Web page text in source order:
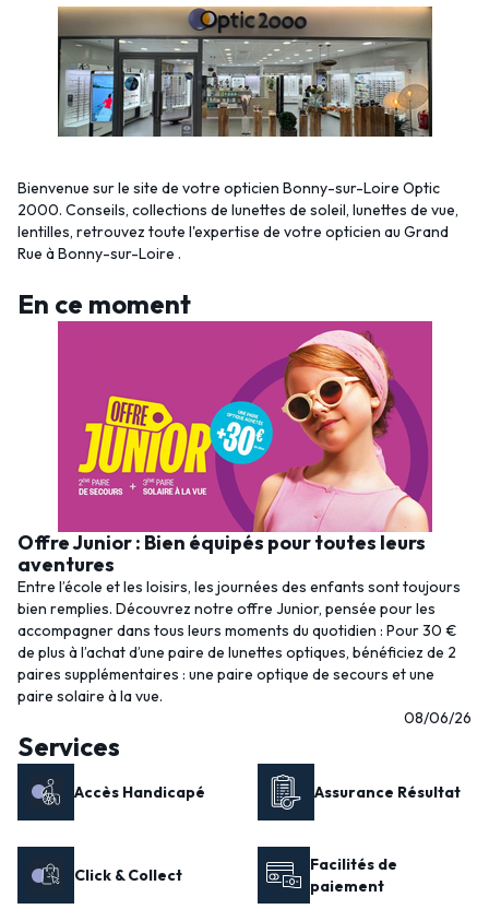
Bienvenue sur le site de votre opticien Bonny-sur-Loire Optic
2000. Conseils, collections de lunettes de soleil, lunettes de vue,
lentilles, retrouvez toute l'expertise de votre opticien au Grand
Rue à Bonny-sur-Loire .
En ce moment
Offre Junior : Bien équipés pour toutes leurs
aventures
Entre l’école et les loisirs, les journées des enfants sont toujours
bien remplies. Découvrez notre offre Junior, pensée pour les
accompagner dans tous leurs moments du quotidien : Pour 30 €
de plus à l’achat d’une paire de lunettes optiques, bénéficiez de 2
paires supplémentaires : une paire optique de secours et une
paire solaire à la vue.
08/06/26
Services
Accès Handicapé Assurance Résultat
Click & Collect
Facilités de
paiement